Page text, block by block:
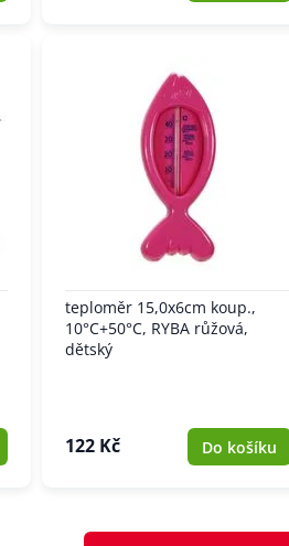
teploměr 15,0x6cm koup.,
10°C+50°C, RYBA růžová,
dětský
122 Kč Do košíku